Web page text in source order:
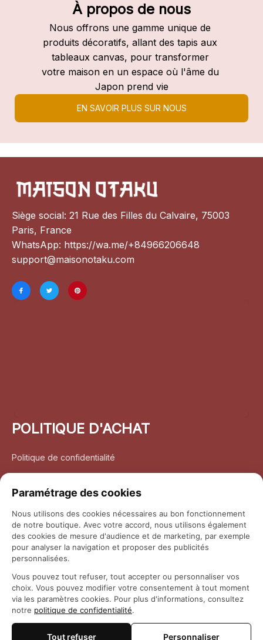
À propos de nous
Nous offrons une gamme unique de
produits décoratifs, allant des tapis aux
tableaux canvas, pour transformer
votre maison en un espace où l'âme du
Japon prend vie
EN SAVOIR PLUS SUR NOUS
Siège social: 21 Rue des Filles du Calvaire, 75003
Paris, France
WhatsApp: https://wa.me/+84966206648
support@maisonotaku.com
POLITIQUE D'ACHAT
Politique de confidentialité
Politique de retour et remboursement
Coordonnées
Questions fréquemment posées
Paramétrage des cookies
Nous utilisons des cookies nécessaires au bon fonctionnement
de notre boutique. Avec votre accord, nous utilisons également
des cookies de mesure d'audience et de marketing, par exemple
pour analyser la navigation et proposer des publicités
personnalisées.
Vous pouvez tout refuser, tout accepter ou personnaliser vos
choix. Vous pouvez modifier votre consentement à tout moment
via les paramètres cookies. Pour plus d'informations, consultez
notre politique de confidentialité.
Tout refuser Personnaliser